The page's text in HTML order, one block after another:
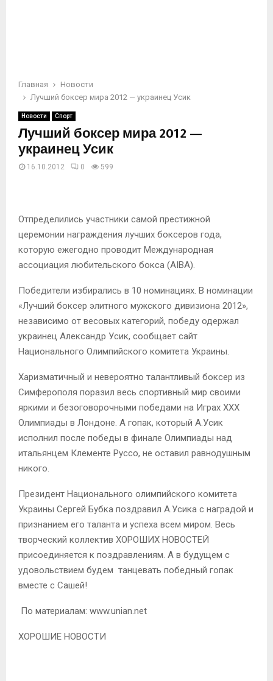
Главная
Новости
Лучший боксер мира 2012 — украинец Усик
Новости Спорт
Лучший боксер мира 2012 —
украинец Усик
16.10.2012 0 599
Отпределились участники самой престижной
церемонии награждения лучших боксеров года,
которую ежегодно проводит Международная
ассоциация любительского бокса (AIBA).
Победители избирались в 10 номинациях. В номинации
«Лучший боксер элитного мужского дивизиона 2012»,
независимо от весовых категорий, победу одержал
украинец Александр Усик, сообщает сайт
Национального Олимпийского комитета Украины.
Харизматичный и невероятно талантливый боксер из
Симферополя поразил весь спортивный мир своими
яркими и безоговорочными победами на Играх XXX
Олимпиады в Лондоне. А гопак, который А.Усик
исполнил после победы в финале Олимпиады над
итальянцем Клементе Руссо, не оставил равнодушным
никого.
Президент Национального олимпийского комитета
Украины Сергей Бубка поздравил А.Усика с наградой и
признанием его таланта и успеха всем миром. Весь
творческий коллектив ХОРОШИХ НОВОСТЕЙ
присоединяется к поздравлениям. А в будущем с
удовольствием будем танцевать победный гопак
вместе с Сашей!
По материалам: www.unian.net
ХОРОШИЕ НОВОСТИ